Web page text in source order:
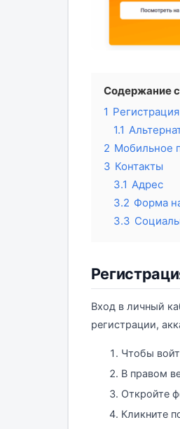
Содержание
1
1.1
2 Мобильное
3 Контакты
3.1 Адрес
3.2 Форма
3.3
Вход в личный
регистрации,
Чтобы
В правом
Откройте
Кликните